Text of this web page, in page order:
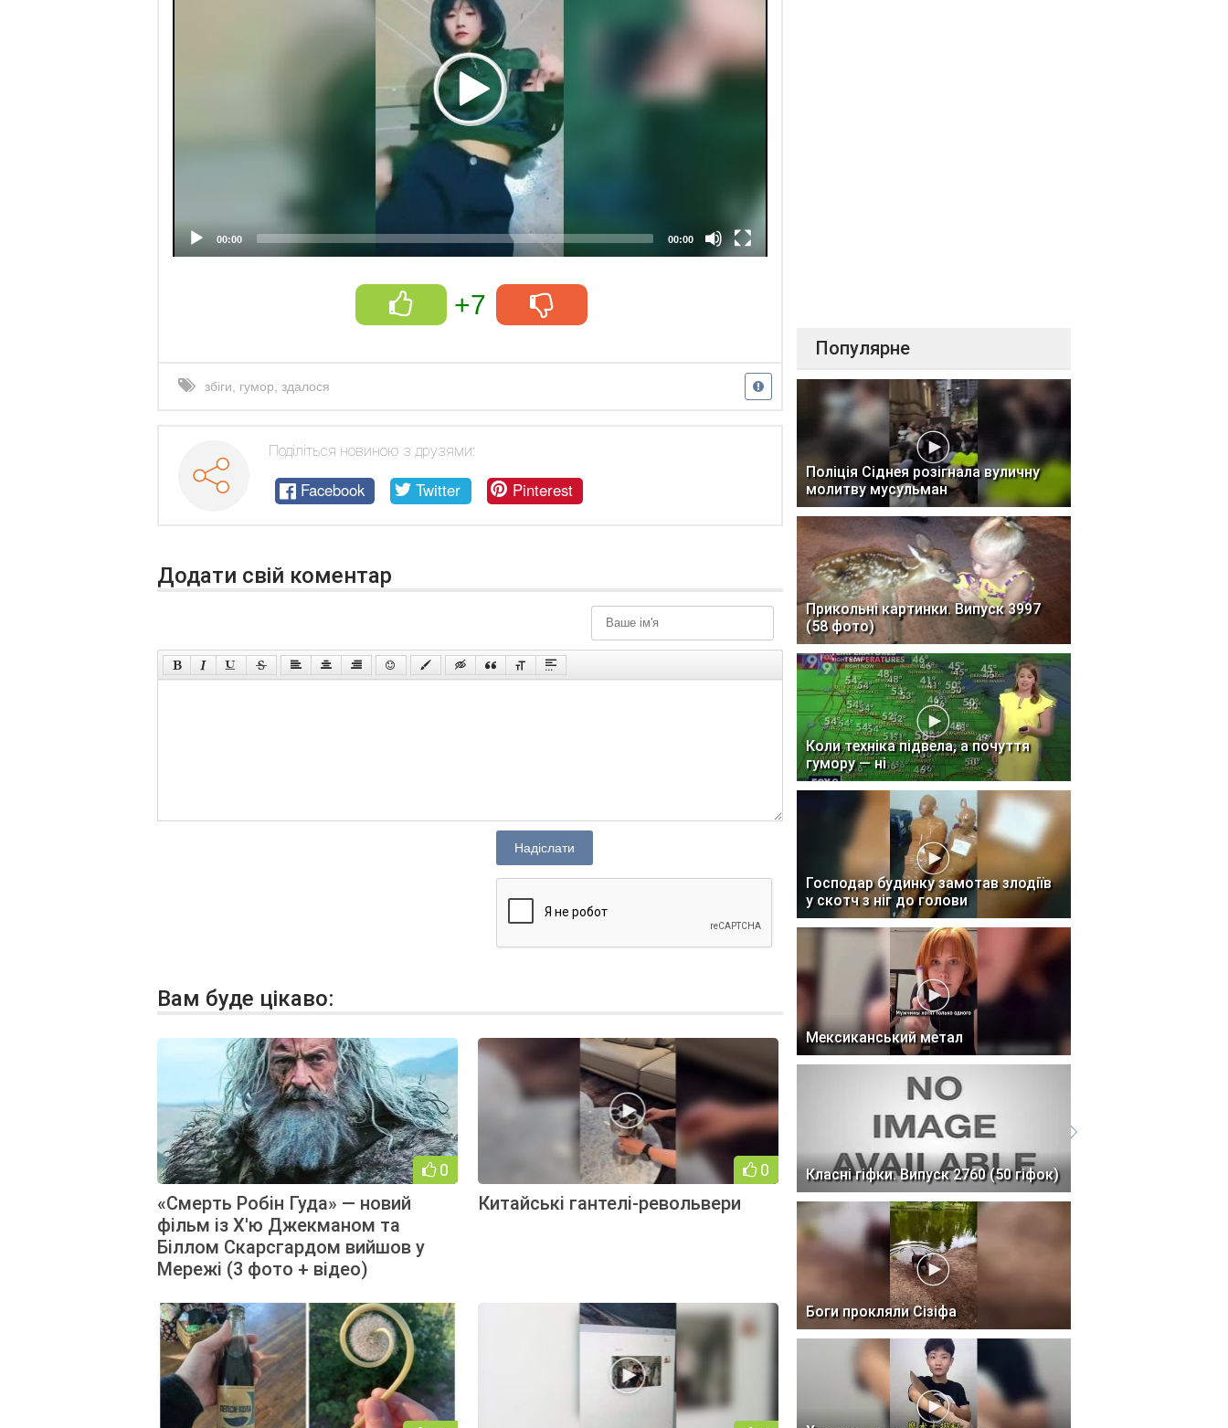
00:00 00:00
+7
збіги гумор здалося
Поділіться новиною з друзями:
Facebook Twitter Pinterest
Додати свій коментар
Надіслати
Вам буде цікаво:
0
«Смерть Робін Гуда» — новий
фільм із Х'ю Джекманом та
Біллом Скарсгардом вийшов у
Мережі (3 фото + відео)
0
Китайські гантелі-револьвери
Популярне
Поліція Сіднея розігнала вуличну
молитву мусульман
Прикольні картинки. Випуск 3997
(58 фото)
Коли техніка підвела, а почуття
гумору — ні
Господар будинку замотав злодіїв
у скотч з ніг до голови
Мексиканський метал
Класні гіфки. Випуск 2760 (50 гіфок)
Боги прокляли Сізіфа